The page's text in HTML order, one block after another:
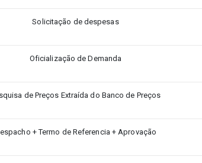
Solicitação de despesas
Oficialização de Demanda
de Preços Extraída do Banco de Preços
+ Termo de Referencia + Aprovação